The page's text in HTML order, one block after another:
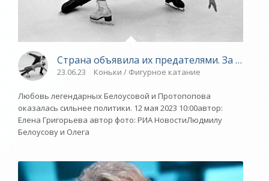
Страна объявила их предателями. За
23.06.23 Коньки / Фигурное катание
Любовь легендарных Белоусовой и Протопопова
оказалась сильнее политики. 12 мая 2023 10:00автор:
Елена Григорьева автор фото: РИА НовостиЛюдмилу
Белоусову и Олега